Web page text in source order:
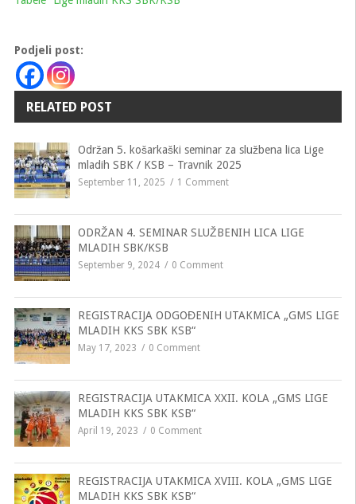
Podjeli post:
RELATED POST
Održan 5. košarkaški seminar za službena lica Lige
mladih SBK / KSB – Travnik 2025
September 11, 2025 1 Comment
ODRŽAN 4. SEMINAR SLUŽBENIH LICA LIGE
MLADIH SBK/KSB
September 9, 2024 0 Comment
REGISTRACIJA ODGOĐENIH UTAKMICA „GMS LIGE
MLADIH KKS SBK KSB“
May 17, 2023 0 Comment
REGISTRACIJA UTAKMICA XXII. KOLA „GMS LIGE
MLADIH KKS SBK KSB“
April 19, 2023 0 Comment
REGISTRACIJA UTAKMICA XVIII. KOLA „GMS LIGE
MLADIH KKS SBK KSB“